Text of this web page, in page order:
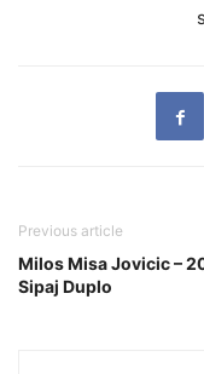
Previous article
Milos Misa Jovicic –
Sipaj Duplo